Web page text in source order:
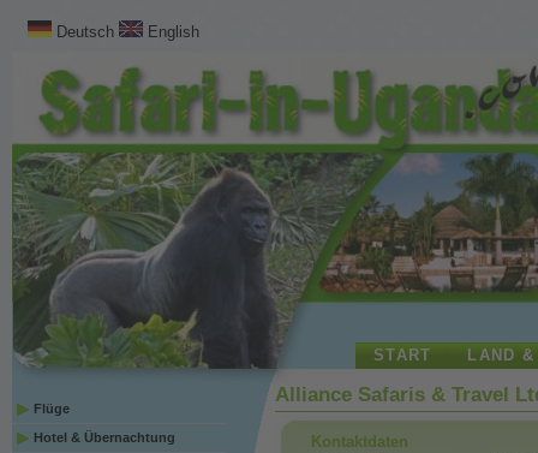
Deutsch English
START LAND
Flüge
Hotel & Übernachtung
Alliance Safaris & Travel
Kontaktdaten